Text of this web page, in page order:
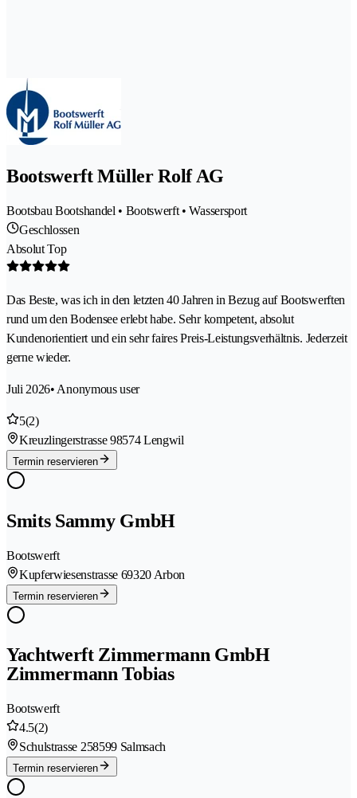
Bootswerft Müller Rolf AG
Bootsbau Bootshandel • Bootswerft • Wassersport
Geschlossen
Absolut Top
Das Beste, was ich in den letzten 40 Jahren in Bezug auf Bootswerften
rund um den Bodensee erlebt habe. Sehr kompetent, absolut
Kundenorientiert und ein sehr faires Preis-Leistungsverhältnis. Jederzeit
gerne wieder.
Juli 2026• Anonymous user
5(2)
Kreuzlingerstrasse 98574 Lengwil
Termin reservieren
Smits Sammy GmbH
Bootswerft
Kupferwiesenstrasse 69320 Arbon
Termin reservieren
Yachtwerft Zimmermann GmbH
Zimmermann Tobias
Bootswerft
4.5(2)
Schulstrasse 258599 Salmsach
Termin reservieren